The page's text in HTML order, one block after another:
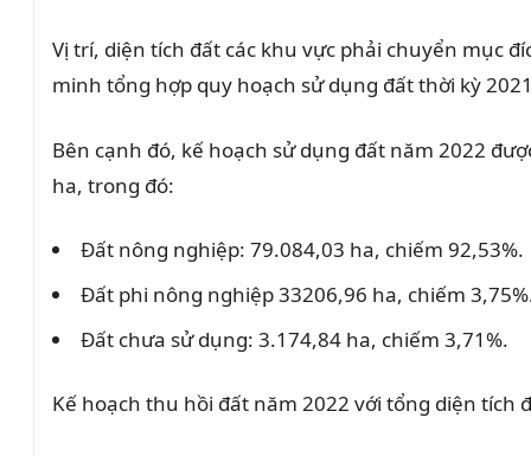
Vị trí, diện tích đất các khu vực phải chuyển mục
minh tổng hợp quy hoạch sử dụng đất thời kỳ
Bên cạnh đó, kế hoạch sử dụng đất năm 2022
ha, trong đó:
Đất nông nghiệp: 79.084,03 ha, chiếm 92,53%.
Đất phi nông nghiệp 33206,96 ha, chiếm
Đất chưa sử dụng: 3.174,84 ha, chiếm 3,71%.
Kế hoạch thu hồi đất năm 2022 với tổng diện tích